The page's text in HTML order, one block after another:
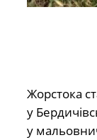
Жорстока
у
у